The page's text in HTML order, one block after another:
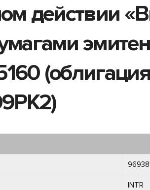
действии
INTR